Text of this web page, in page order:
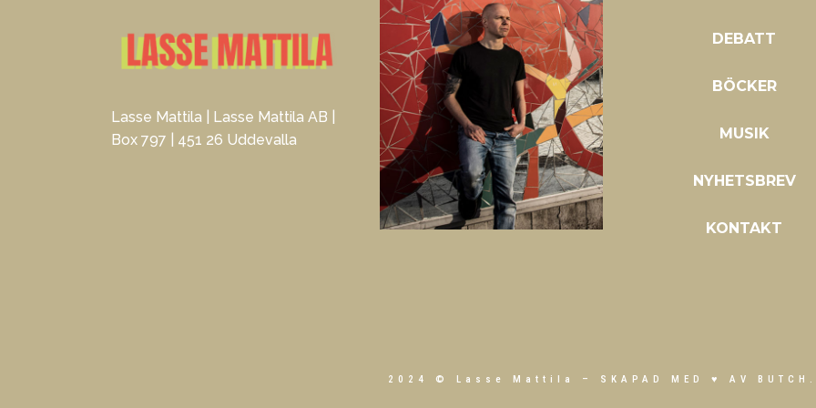
Lasse Mattila | Lasse Mattila AB |
Box 797 | 451 26 Uddevalla
DEBATT
BÖCKER
MUSIK
NYHETSBREV
KONTAKT
2024 © Lasse Mattila – SKAPAD MED ♥ AV